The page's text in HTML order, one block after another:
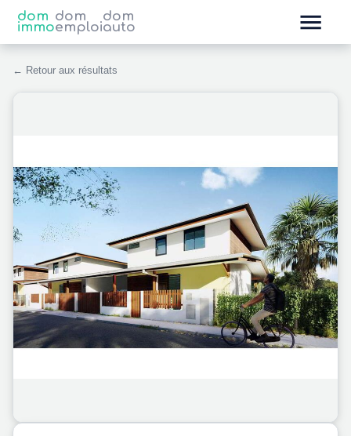
dom
immo
dom
emploi
dom
auto
← Retour aux résultats